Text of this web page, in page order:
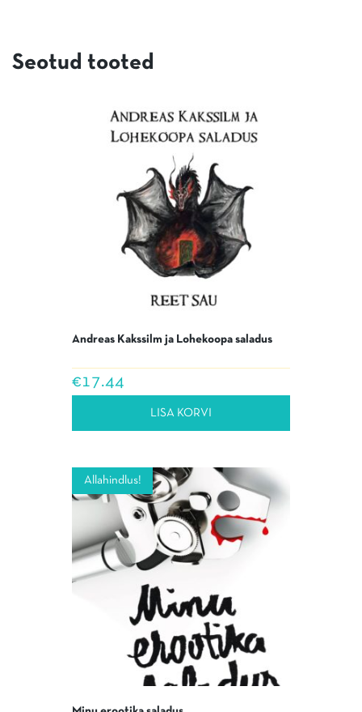
Seotud tooted
Andreas Kakssilm ja Lohekoopa saladus
€17.44
LISA KORVI
Allahindlus!